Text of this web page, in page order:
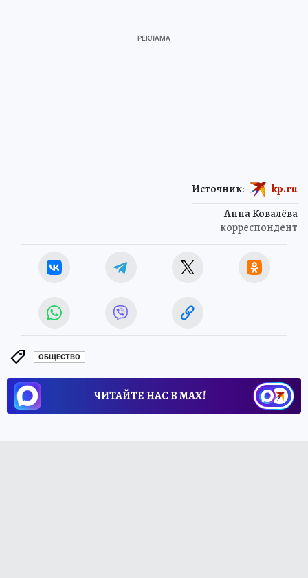
Анна Ковалёва
корреспондент
Источник: kp.ru
ОБЩЕСТВО
ЧИТАЙТЕ НАС В МАХ!